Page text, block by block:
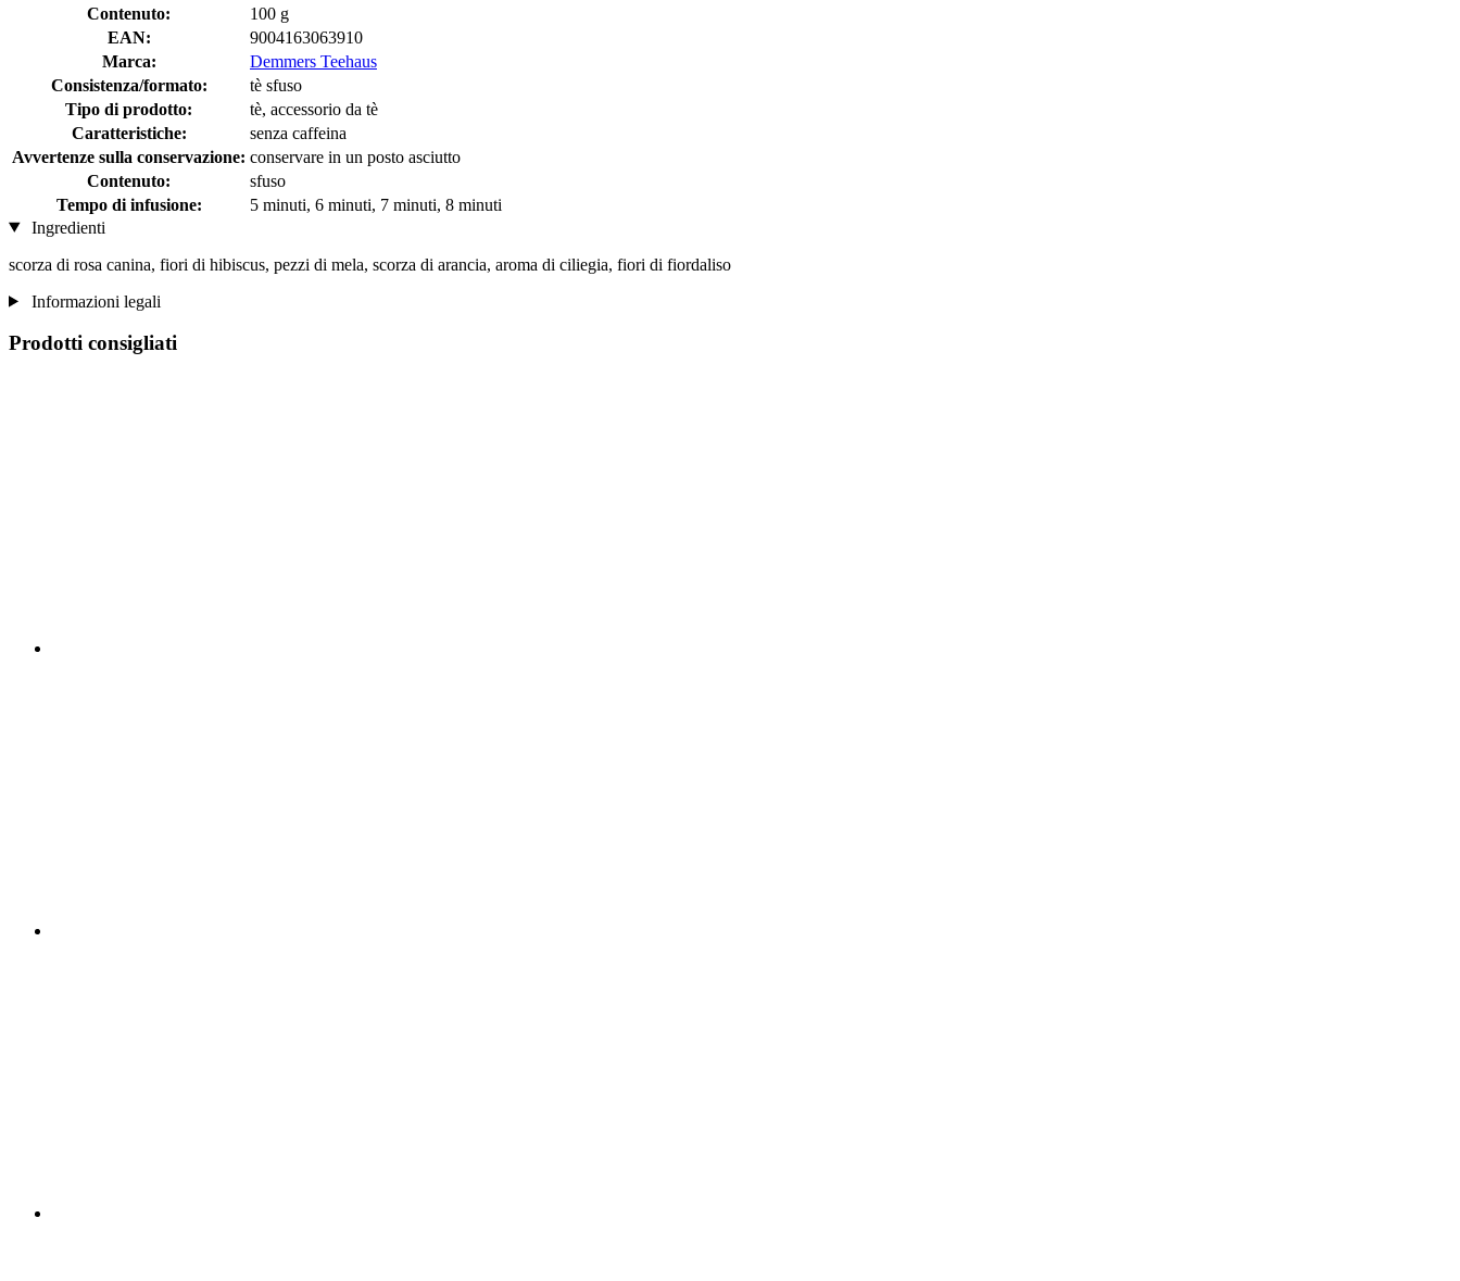
Contenuto:
100 g
EAN:
9004163063910
Marca:
Demmers Teehaus
Consistenza/formato:
tè sfuso
Tipo di prodotto:
tè, accessorio da tè
Caratteristiche:
senza caffeina
Avvertenze sulla conservazione: conservare in un posto asciutto
Contenuto:
sfuso
Tempo di infusione:
5 minuti, 6 minuti, 7 minuti, 8 minuti
Ingredienti
scorza di rosa canina, fiori di hibiscus, pezzi di mela, scorza di arancia, aroma di ciliegia, fiori di fiordaliso
Informazioni legali
Prodotti consigliati